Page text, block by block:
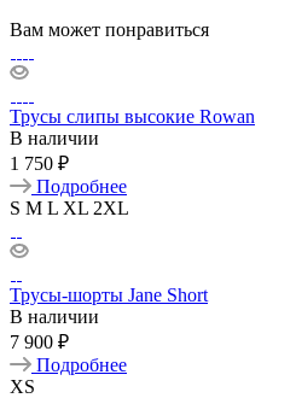
Вам может понравиться
Трусы слипы высокие Rowan
В наличии
1 750 ₽
Подробнее
S M L XL 2XL
Трусы-шорты Jane Short
В наличии
7 900 ₽
Подробнее
XS